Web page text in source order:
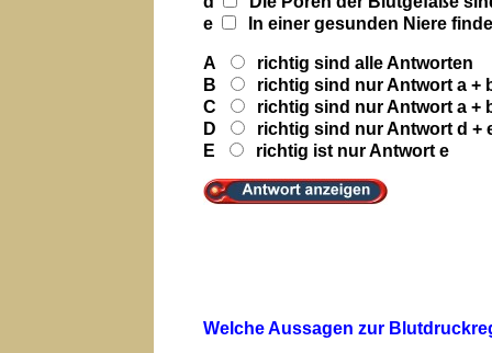
e
In einer gesunden Niere
A
richtig sind alle Antworten
B
richtig sind nur Antwort a +
C
richtig sind nur Antwort a +
D
richtig sind nur Antwort d +
E
richtig ist nur Antwort e
Welche Aussagen zur